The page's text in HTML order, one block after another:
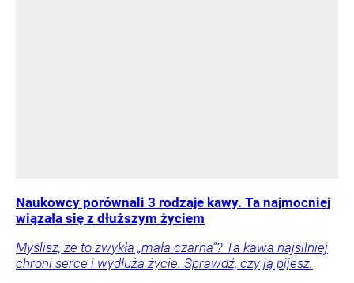
Naukowcy porównali 3 rodzaje kawy. Ta najmocniej
wiązała się z dłuższym życiem
Myślisz, że to zwykła „mała czarna”? Ta kawa najsilniej
chroni serce i wydłuża życie. Sprawdź, czy ją pijesz.